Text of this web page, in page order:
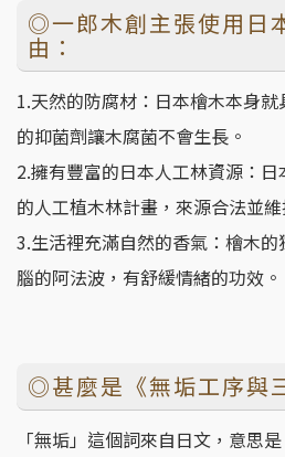
◎一郎木創主張使用日
由：
1.天然的防腐材：日本檜木本身
的抑菌劑讓木腐菌不會生長。
2.擁有豐富的日本人工林資源：
的人工植木林計畫，來源合法並
3.生活裡充滿自然的香氣：檜木
腦的阿法波，有舒緩情緒的功效。
◎甚麼是《無垢工序與
「無垢」這個詞來自日文，意思